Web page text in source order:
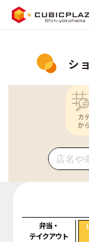
シ
カ
か
弁当・
テイクアウト